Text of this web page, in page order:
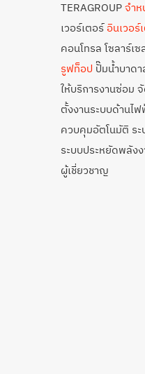
TERAGROUP จำห
เวอร์เตอร์ อินเวอร์
คอนโทรล โซลาร์เ
รูฟท็อป ปั๊มน้ำบาดา
ให้บริการงานซ่อม
ตั้งงานระบบด้านไ
ควบคุมอัตโนมัติ ร
ระบบประหยัดพลัง
ผู้เชี่ยวชาญ